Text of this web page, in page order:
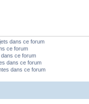
dans ce forum
ce forum
ce forum
dans ce forum
dans ce forum